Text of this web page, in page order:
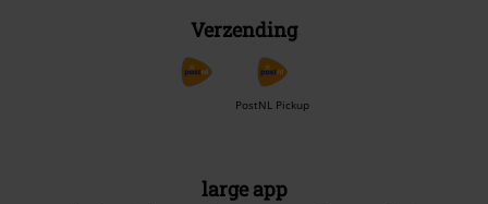
Verzending
PostNL Pickup
large app